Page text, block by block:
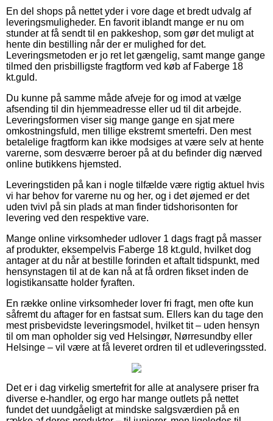
En del shops på nettet yder i vore dage et bredt udvalg af
leveringsmuligheder. En favorit iblandt mange er nu om
stunder at få sendt til en pakkeshop, som gør det muligt at
hente din bestilling når der er mulighed for det.
Leveringsmetoden er jo ret let gængelig, samt mange gange
tilmed den prisbilligste fragtform ved køb af Faberge 18
kt.guld.
Du kunne på samme måde afveje for og imod at vælge
afsending til din hjemmeadresse eller ud til dit arbejde.
Leveringsformen viser sig mange gange en sjat mere
omkostningsfuld, men tillige ekstremt smertefri. Den mest
betalelige fragtform kan ikke modsiges at være selv at hente
varerne, som desværre beroer på at du befinder dig nærved
online butikkens hjemsted.
Leveringstiden på kan i nogle tilfælde være rigtig aktuel hvis
vi har behov for varerne nu og her, og i det øjemed er det
uden tvivl på sin plads at man finder tidshorisonten for
levering ved den respektive vare.
Mange online virksomheder udlover 1 dags fragt på masser
af produkter, eksempelvis Faberge 18 kt.guld, hvilket dog
antager at du når at bestille forinden et aftalt tidspunkt, med
hensynstagen til at de kan nå at få ordren fikset inden de
logistikansatte holder fyraften.
En række online virksomheder lover fri fragt, men ofte kun
såfremt du aftager for en fastsat sum. Ellers kan du tage den
mest prisbevidste leveringsmodel, hvilket tit – uden hensyn
til om man opholder sig ved Helsingør, Nørresundby eller
Helsinge – vil være at få leveret ordren til et udleveringssted.
Det er i dag virkelig smertefrit for alle at analysere priser fra
diverse e-handler, og ergo har mange outlets på nettet
fundet det uundgåeligt at mindske salgsværdien på en